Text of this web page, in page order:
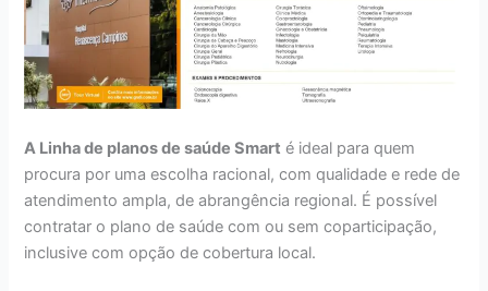
A Linha de planos de saúde Smart é ideal para quem
procura por uma escolha racional, com qualidade e rede de
atendimento ampla, de abrangência regional. É possível
contratar o plano de saúde com ou sem coparticipação,
inclusive com opção de cobertura local.